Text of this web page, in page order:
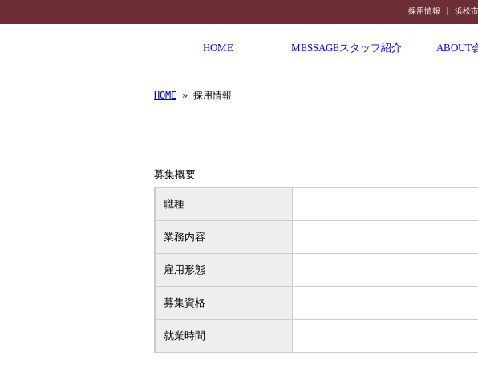
採用情報 | 浜松市
HOME MESSAGEスタッフ紹介 ABOUT
HOME » 採用情報
募集概要
職種
業務内容
雇用形態
募集資格
就業時間